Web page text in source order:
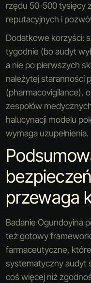
rzędu 50-500 tysięcy
reputacyjnych i
Dodatkowe korzyści:
tygodnie (bo audyt
a nie po pierwszych
należytej staranności
(pharmacovigilance),
zespołów
halucynacji modelu
wymaga uzupełnienia.
przewaga
Badanie Ogundoyina
też gotowy
farmaceutyczne,
systematyczny audyt
coś więcej niż